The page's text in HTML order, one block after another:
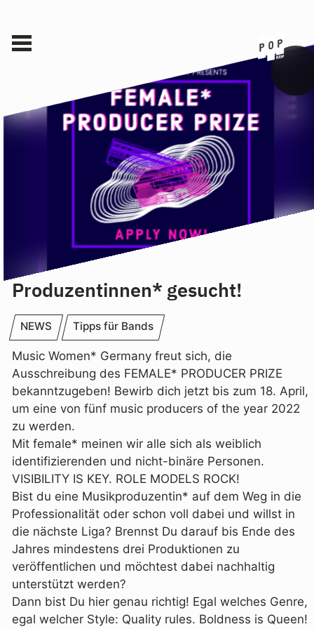
Produzentinnen* gesucht!
NEWS Tipps für Bands
Music Women* Germany freut sich, die
Ausschreibung des FEMALE* PRODUCER PRIZE
bekanntzugeben! Bewirb dich jetzt bis zum 18. April,
um eine von fünf music producers of the year 2022
zu werden.
Mit female* meinen wir alle sich als weiblich
identifizierenden und nicht-binäre Personen.
VISIBILITY IS KEY. ROLE MODELS ROCK!
Bist du eine Musikproduzentin* auf dem Weg in die
Professionalität oder schon voll dabei und willst in
die nächste Liga? Brennst Du darauf bis Ende des
Jahres mindestens drei Produktionen zu
veröffentlichen und möchtest dabei nachhaltig
unterstützt werden?
Dann bist Du hier genau richtig! Egal welches Genre,
egal welcher Style: Quality rules. Boldness is Queen!